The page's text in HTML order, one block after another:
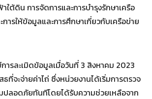
Search
ใต้ดิน การจัดการและการบำรุงรักษาเครือ
ารให้ข้อมูลและการศึกษาเกี่ยวกับเครือข่าย
ารละเมิดข้อมูลเมื่อวันที่ 3 สิงหาคม 2023
ที่จะจ่ายค่าไถ่ ซึ่งหน่วยงานได้เริ่มการตรวจ
ปลอดภัยทันทีโดยได้รับความช่วยเหลือจาก